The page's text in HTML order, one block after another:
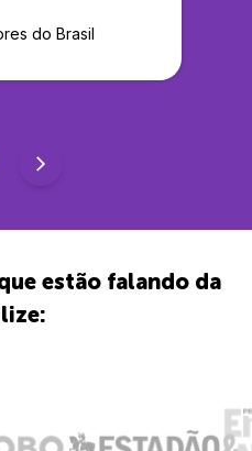
do Brasil
estão falando da